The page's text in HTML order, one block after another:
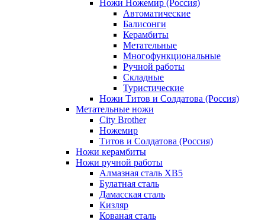
Ножи Ножемир (Россия)
Автоматические
Балисонги
Керамбиты
Метательные
Многофункциональные
Ручной работы
Складные
Туристические
Ножи Титов и Солдатова (Россия)
Метательные ножи
City Brother
Ножемир
Титов и Солдатова (Россия)
Ножи керамбиты
Ножи ручной работы
Алмазная сталь ХВ5
Булатная сталь
Дамасская сталь
Кизляр
Кованая сталь